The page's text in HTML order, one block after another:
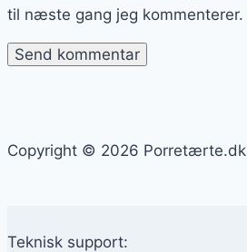
til næste gang jeg kommenterer.
Copyright © 2026 Porretærte.dk
Teknisk support: